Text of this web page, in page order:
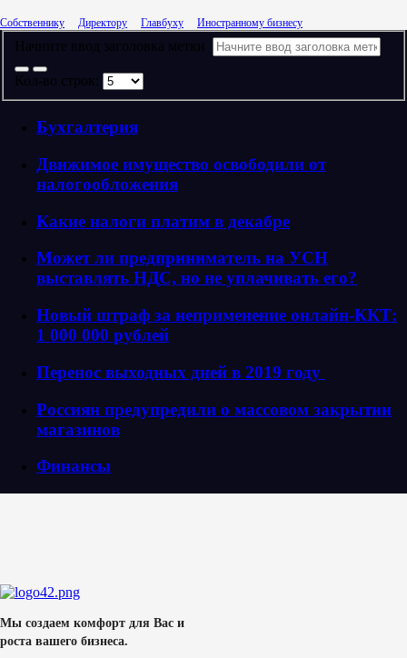
Собственнику Директору Главбуху Иностранному бизнесу
Начните ввод заголовка метки
Кол-во строк:
Бухгалтерия
Движимое имущество освободили от
налогообложения
Какие налоги платим в декабре
Может ли предприниматель на УСН
выставлять НДС, но не уплачивать его?
Новый штраф за неприменение онлайн-ККТ:
1 000 000 рублей
Перенос выходных дней в 2019 году
Россиян предупредили о массовом закрытии
магазинов
Финансы
Мы создаем комфорт для Вас и
роста вашего бизнеса.